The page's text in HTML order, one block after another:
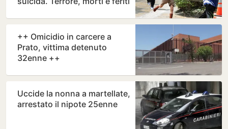
++ Omicidio in carcere a
Prato, vittima detenuto
32enne ++
Uccide la nonna a martellate,
arrestato il nipote 25enne